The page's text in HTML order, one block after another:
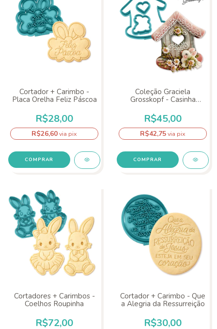
Cortador + Carimbo -
Placa Orelha Feliz Páscoa
R$28,00
R$26,60via pix
Coleção Graciela
Grosskopf - Casinha
R$45,00
R$42,75via pix
Cortadores + Carimbos -
Coelhos Roupinha
R$72,00
Cortador + Carimbo - Que
a Alegria da Ressurreição
R$30,00